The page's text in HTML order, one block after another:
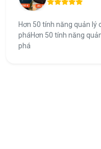
Hơn 50 tính năng quản
pháHơn 50 tính năng
phá